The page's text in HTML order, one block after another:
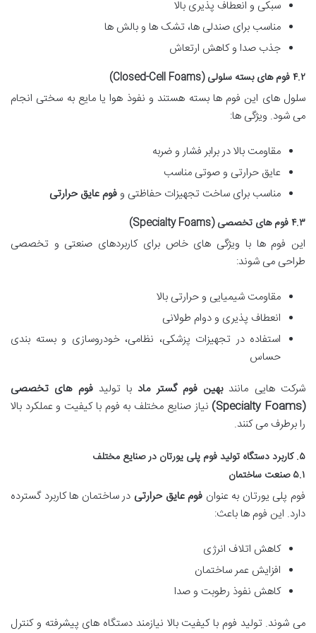
سبکی و انعطاف پذیری بالا
مناسب برای صندلی ها، تشک ها و بالش ها
جذب صدا و کاهش ارتعاش
۴.۲ فوم های بسته سلولی (Closed-Cell Foams)
سلول های این فوم ها بسته هستند و نفوذ هوا یا مایع به سختی انجام
می شود. ویژگی ها:
مقاومت بالا در برابر فشار و ضربه
عایق حرارتی و صوتی مناسب
مناسب برای ساخت تجهیزات حفاظتی وفوم عایق حرارتی
۴.۳ فوم های تخصصی (Specialty Foams)
این فوم ها با ویژگی های خاص برای کاربردهای صنعتی و تخصصی
طراحی می شوند:
مقاومت شیمیایی و حرارتی بالا
انعطاف پذیری و دوام طولانی
استفاده در تجهیزات پزشکی، نظامی، خودروسازی و بسته بندی
حساس
شرکت هایی مانندبهین فوم گستر ماد با تولیدفوم های تخصصی
(Specialty Foams)
نیاز صنایع مختلف به فوم با کیفیت و عملکرد بالا
را برطرف می کنند.
۵. کاربرد دستگاه تولید فوم پلی یورتان در صنایع مختلف
۵.۱ صنعت ساختمان
فوم پلی یورتان به عنوان فوم عایق حرارتی در ساختمان ها کاربرد گسترده
دارد. این فوم ها باعث:
کاهش اتلاف انرژی
افزایش عمر ساختمان
کاهش نفوذ رطوبت و صدا
می شوند. تولید فوم با کیفیت بالا نیازمند دستگاه های پیشرفته و کنترل